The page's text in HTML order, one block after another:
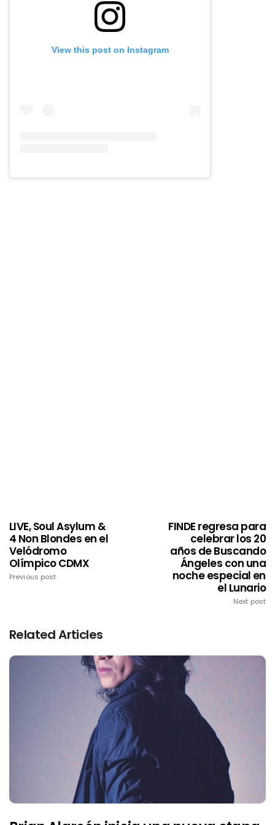
View this post on Instagram
LIVE, Soul Asylum &
4 Non Blondes en el
Velódromo
Olímpico CDMX
Previous post
FINDE regresa para
celebrar los 20
años de Buscando
Ángeles con una
noche especial en
el Lunario
Next post
Related Articles